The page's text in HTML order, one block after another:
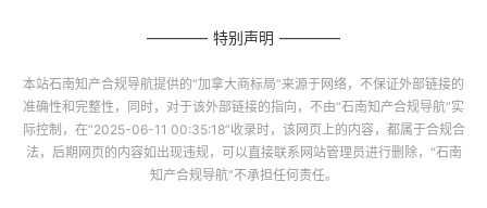
特别声明
本站石南知产合规导航提供的“加拿大商标局”来源于网络，不保证外部链接的
准确性和完整性，同时，对于该外部链接的指向，不由“石南知产合规导航”实
际控制，在“2025-06-11 00:35:18”收录时，该网页上的内容，都属于合规合
法，后期网页的内容如出现违规，可以直接联系网站管理员进行删除，“石南
知产合规导航”不承担任何责任。